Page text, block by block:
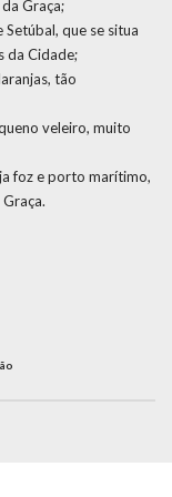
Graça;
que se situa
da Cidade;
tão
veleiro, muito
foz e porto marítimo,